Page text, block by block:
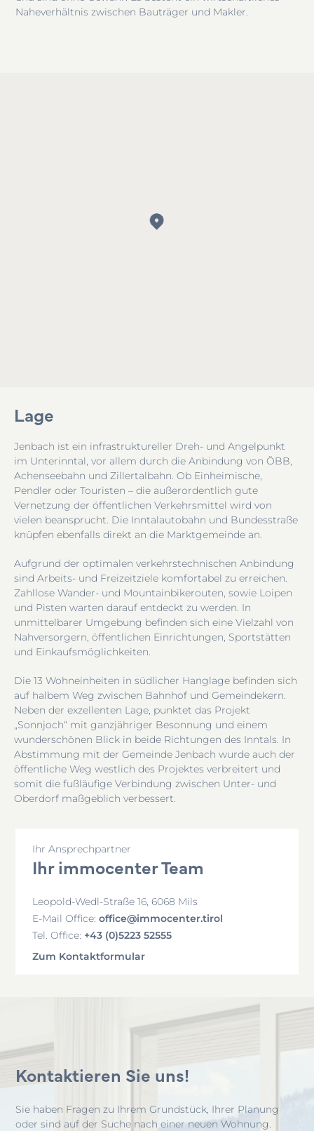
Naheverhältnis zwischen Bauträger und Makler.
Lage
Jenbach ist ein infrastruktureller Dreh- und Angelpunkt
im Unterinntal, vor allem durch die Anbindung von ÖBB,
Achenseebahn und Zillertalbahn. Ob Einheimische,
Pendler oder Touristen – die außerordentlich gute
Vernetzung der öffentlichen Verkehrsmittel wird von
vielen beansprucht. Die Inntalautobahn und Bundesstraße
knüpfen ebenfalls direkt an die Marktgemeinde an.
Aufgrund der optimalen verkehrstechnischen Anbindung
sind Arbeits- und Freizeitziele komfortabel zu erreichen.
Zahllose Wander- und Mountainbikerouten, sowie Loipen
und Pisten warten darauf entdeckt zu werden. In
unmittelbarer Umgebung befinden sich eine Vielzahl von
Nahversorgern, öffentlichen Einrichtungen, Sportstätten
und Einkaufsmöglichkeiten.
Die 13 Wohneinheiten in südlicher Hanglage befinden sich
auf halbem Weg zwischen Bahnhof und Gemeindekern.
Neben der exzellenten Lage, punktet das Projekt
„Sonnjoch“ mit ganzjähriger Besonnung und einem
wunderschönen Blick in beide Richtungen des Inntals. In
Abstimmung mit der Gemeinde Jenbach wurde auch der
öffentliche Weg westlich des Projektes verbreitert und
somit die fußläufige Verbindung zwischen Unter- und
Oberdorf maßgeblich verbessert.
Ihr Ansprechpartner
Ihr immocenter Team
Leopold-Wedl-Straße 16, 6068 Mils
E-Mail Office: office@immocenter.tirol
Tel. Office: +43 (0)5223 52555
Zum Kontaktformular
Kontaktieren Sie uns!
Sie haben Fragen zu Ihrem Grundstück, Ihrer Planung
oder sind auf der Suche nach einer neuen Wohnung.